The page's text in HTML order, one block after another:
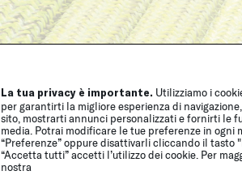
La tua privacy è importante. Utilizziamo i
per garantirti la migliore esperienza di
sito, mostrarti annunci personalizzati e fornirti le
media. Potrai modificare le tue preferenze in ogni
“Preferenze” oppure disattivarli cliccando il tasto
“Accetta tutti” accetti l’utilizzo dei cookie. Per
nostra